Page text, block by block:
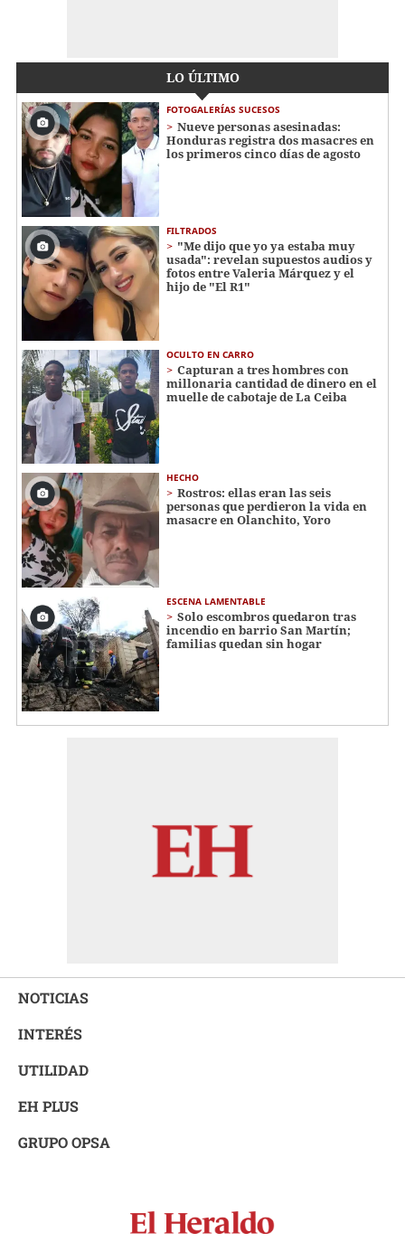
LO ÚLTIMO
FOTOGALERÍAS SUCESOS
Nueve personas asesinadas:
Honduras registra dos masacres en
los primeros cinco días de agosto
FILTRADOS
"Me dijo que yo ya estaba muy
usada": revelan supuestos audios y
fotos entre Valeria Márquez y el
hijo de "El R1"
OCULTO EN CARRO
Capturan a tres hombres con
millonaria cantidad de dinero en el
muelle de cabotaje de La Ceiba
HECHO
Rostros: ellas eran las seis
personas que perdieron la vida en
masacre en Olanchito, Yoro
ESCENA LAMENTABLE
Solo escombros quedaron tras
incendio en barrio San Martín;
familias quedan sin hogar
NOTICIAS
INTERÉS
UTILIDAD
EH PLUS
GRUPO OPSA